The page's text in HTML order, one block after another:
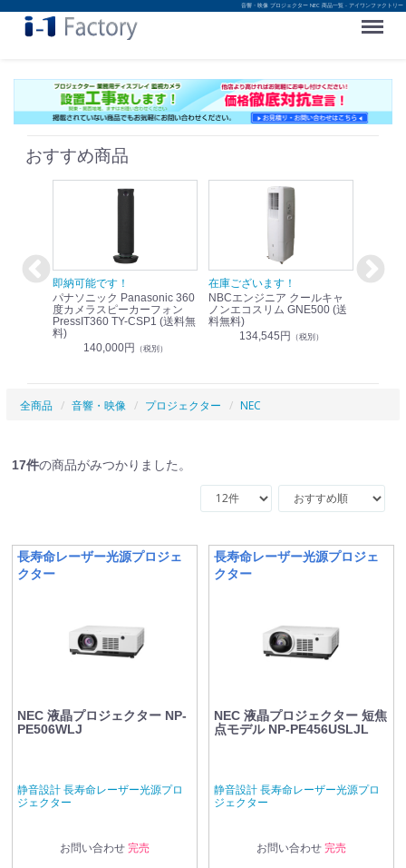
音響・映像 プロジェクター NEC 商品一覧 - アイワンファクトリー
Menu
おすすめ商品
即納可能です！
パナソニック Panasonic 360
度カメラスピーカーフォン
PressIT360 TY-CSP1 (送料無
料)
140,000円 （税別）
在庫ございます！
NBCエンジニア クールキャ
ノンエコスリム GNE500 (送
料無料)
134,545円 （税別）
即納可
全商品 音響・映像 プロジェクター NEC
17件の商品がみつかりました。
長寿命レーザー光源プロジェ
クター
NEC 液晶プロジェクター NP-
PE506WLJ
静音設計 長寿命レーザー光源プロ
ジェクター
お問い合わせ 完売
長寿命レーザー光源プロジェ
クター
NEC 液晶プロジェクター 短焦
点モデル NP-PE456USLJL
静音設計 長寿命レーザー光源プロ
ジェクター
お問い合わせ 完売